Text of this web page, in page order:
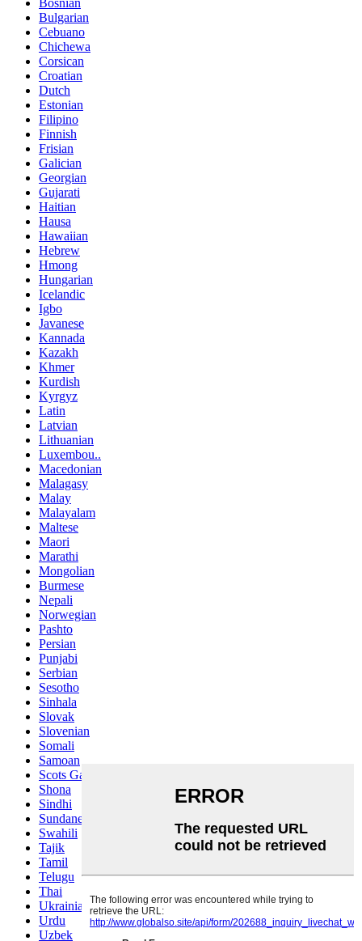
Bosnian
Bulgarian
Cebuano
Chichewa
Corsican
Croatian
Dutch
Estonian
Filipino
Finnish
Frisian
Galician
Georgian
Gujarati
Haitian
Hausa
Hawaiian
Hebrew
Hmong
Hungarian
Icelandic
Igbo
Javanese
Kannada
Kazakh
Khmer
Kurdish
Kyrgyz
Latin
Latvian
Lithuanian
Luxembou..
Macedonian
Malagasy
Malay
Malayalam
Maltese
Maori
Marathi
Mongolian
Burmese
Nepali
Norwegian
Pashto
Persian
Punjabi
Serbian
Sesotho
Sinhala
Slovak
Slovenian
Somali
Samoan
Scots Gaelic
Shona
Sindhi
Sundanese
Swahili
Tajik
Tamil
Telugu
Thai
Ukrainian
Urdu
Uzbek